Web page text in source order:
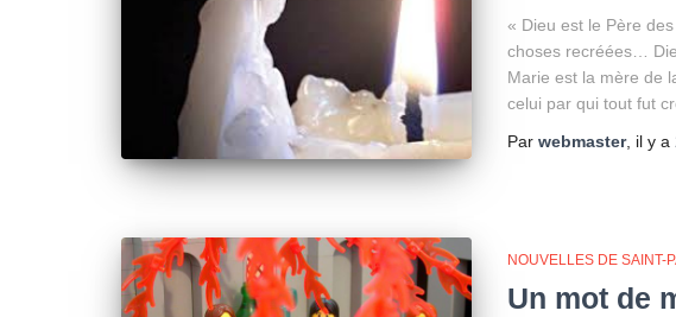
« Dieu est le Père
choses recréées…
Marie est la mère de
celui par qui tout fut
Par webmaster, il y a
NOUVELLES DE SAINT-
Un mot de